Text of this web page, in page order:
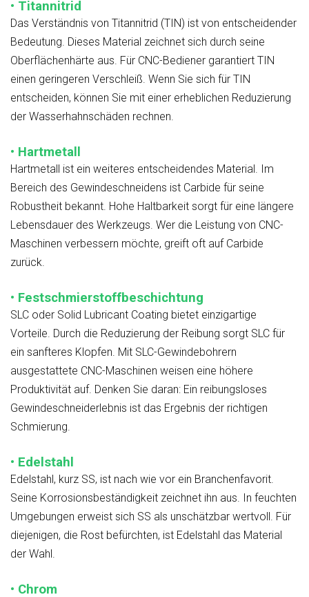
• Titannitrid
Das Verständnis von Titannitrid (TIN) ist von entscheidender
Bedeutung. Dieses Material zeichnet sich durch seine
Oberflächenhärte aus. Für CNC-Bediener garantiert TIN
einen geringeren Verschleiß. Wenn Sie sich für TIN
entscheiden, können Sie mit einer erheblichen Reduzierung
der Wasserhahnschäden rechnen.
• Hartmetall
Hartmetall ist ein weiteres entscheidendes Material. Im
Bereich des Gewindeschneidens ist Carbide für seine
Robustheit bekannt. Hohe Haltbarkeit sorgt für eine längere
Lebensdauer des Werkzeugs. Wer die Leistung von CNC-
Maschinen verbessern möchte, greift oft auf Carbide
zurück.
• Festschmierstoffbeschichtung
SLC oder Solid Lubricant Coating bietet einzigartige
Vorteile. Durch die Reduzierung der Reibung sorgt SLC für
ein sanfteres Klopfen. Mit SLC-Gewindebohrern
ausgestattete CNC-Maschinen weisen eine höhere
Produktivität auf. Denken Sie daran: Ein reibungsloses
Gewindeschneiderlebnis ist das Ergebnis der richtigen
Schmierung.
• Edelstahl
Edelstahl, kurz SS, ist nach wie vor ein Branchenfavorit.
Seine Korrosionsbeständigkeit zeichnet ihn aus. In feuchten
Umgebungen erweist sich SS als unschätzbar wertvoll. Für
diejenigen, die Rost befürchten, ist Edelstahl das Material
der Wahl.
• Chrom